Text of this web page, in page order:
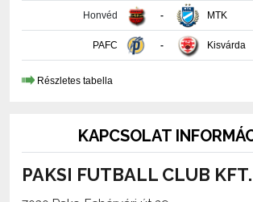
PAFC Kisvárda
Részletes tabella
PAKSI FUTBALL CLUB KFT.
7030 Paks, Fehérvári út 29.